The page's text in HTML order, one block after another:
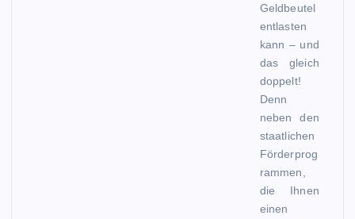
Geldbeutel
entlasten
kann – und
das gleich
doppelt!
Denn
neben den
staatlichen
Förderprog
rammen,
die Ihnen
einen